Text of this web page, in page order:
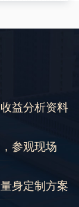
益分析资料
参观现场
身定制方案